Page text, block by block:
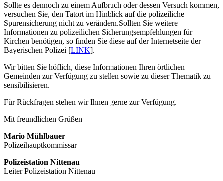
Sollte es dennoch zu einem Aufbruch oder dessen Versuch kommen,
versuchen Sie, den Tatort im Hinblick auf die polizeiliche
Spurensicherung nicht zu verändern.Sollten Sie weitere
Informationen zu polizeilichen Sicherungsempfehlungen für
Kirchen benötigen, so finden Sie diese auf der Internetseite der
Bayerischen Polizei [LINK].
Wir bitten Sie höflich, diese Informationen Ihren örtlichen
Gemeinden zur Verfügung zu stellen sowie zu dieser Thematik zu
sensibilisieren.
Für Rückfragen stehen wir Ihnen gerne zur Verfügung.
Mit freundlichen Grüßen
Mario Mühlbauer
Polizeihauptkommissar
Polizeistation Nittenau
Leiter Polizeistation Nittenau